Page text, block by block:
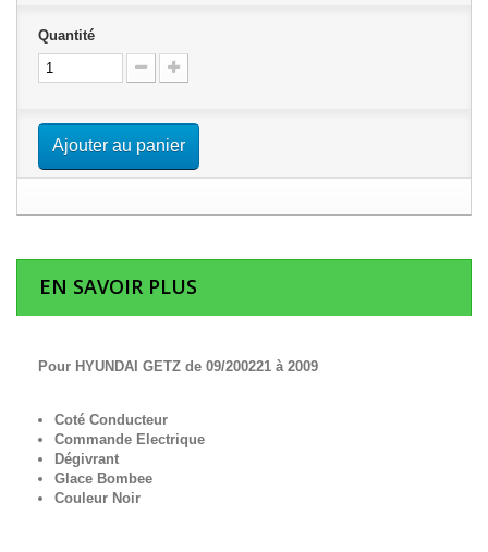
Quantité
Ajouter au panier
EN SAVOIR PLUS
Pour HYUNDAI GETZ de 09/200221 à 2009
Coté Conducteur
Commande Electrique
Dégivrant
Glace Bombee
Couleur Noir